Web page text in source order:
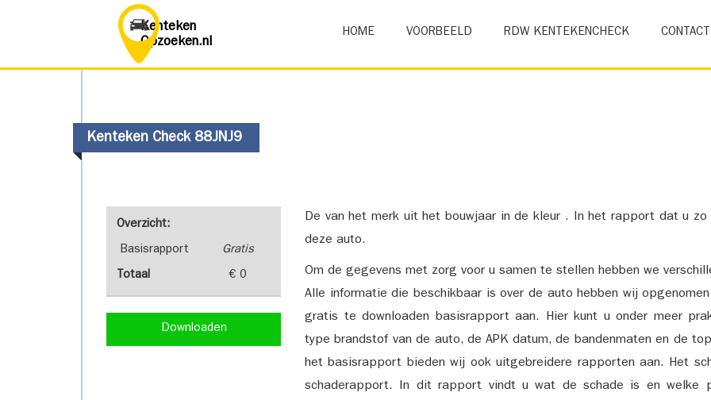
Kenteken
Opzoeken.nl
HOME VOORBEELD RDW KENTEKENCHECK CONTACT
Kenteken Check 88JNJ9
Overzicht:
Basisrapport Gratis
Totaal € 0
Downloaden
De van het merk uit het bouwjaar in de kleur . In het rapport dat u
deze auto.
Om de gegevens met zorg voor u samen te stellen hebben we
Alle informatie die beschikbaar is over de auto hebben wij
gratis te downloaden basisrapport aan. Hier kunt u onder meer
type brandstof van de auto, de APK datum, de bandenmaten en de
het basisrapport bieden wij ook uitgebreidere rapporten aan. Het
schaderapport. In dit rapport vindt u wat de schade is en welke